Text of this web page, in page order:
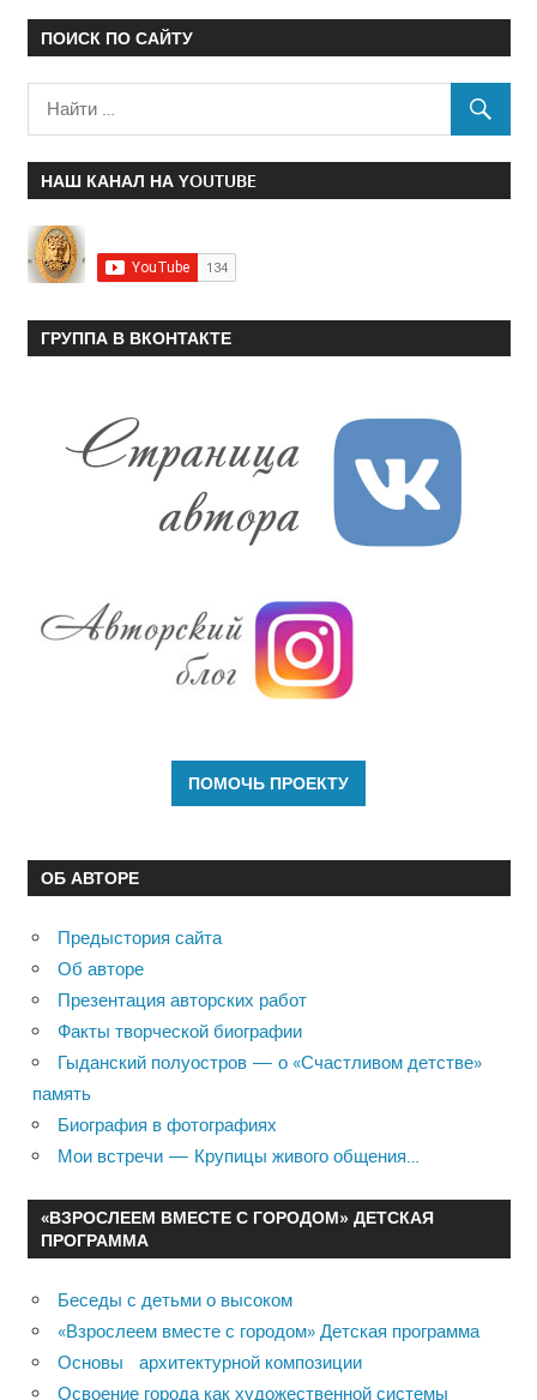
ПОИСК ПО САЙТУ
НАШ КАНАЛ НА YOUTUBE
ГРУППА В ВКОНТАКТЕ
ОБ АВТОРЕ
Предыстория сайта
Об авторе
Презентация авторских работ
Факты творческой биографии
Гыданский полуостров — о «Счастливом детстве»
память
Биография в фотографиях
Мои встречи — Крупицы живого общения…
«ВЗРОСЛЕЕМ ВМЕСТЕ С ГОРОДОМ» ДЕТСКАЯ
ПРОГРАММА
Беседы с детьми о высоком
«Взрослеем вместе с городом» Детская программа
Основы архитектурной композиции
Освоение города как художественной системы